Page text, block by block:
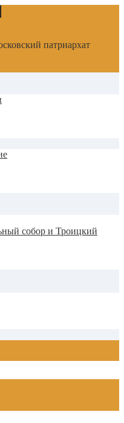
патриархат
собор и Троицкий